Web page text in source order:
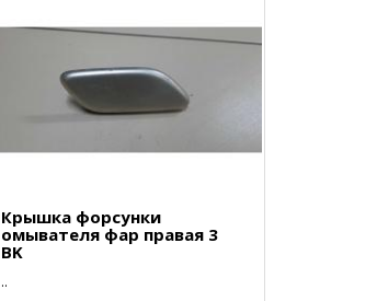
Крышка форсунки
омывателя фар правая 3
BK
..